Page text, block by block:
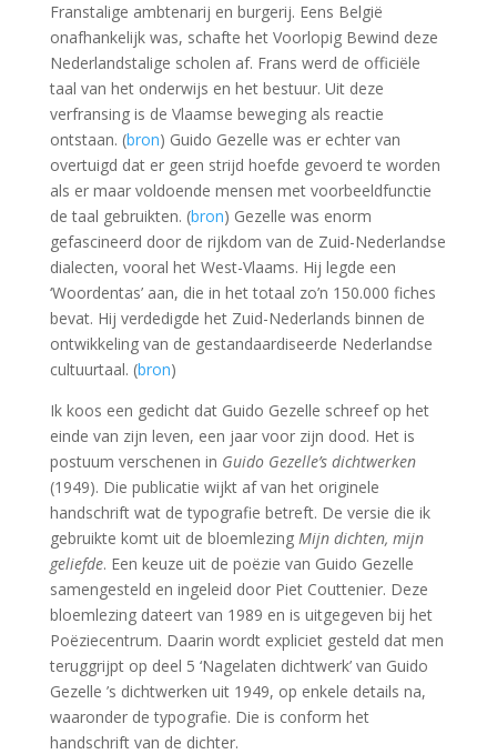
Franstalige ambtenarij en burgerij. Eens België
onafhankelijk was, schafte het Voorlopig Bewind deze
Nederlandstalige scholen af. Frans werd de officiële
taal van het onderwijs en het bestuur. Uit deze
verfransing is de Vlaamse beweging als reactie
ontstaan. (bron) Guido Gezelle was er echter van
overtuigd dat er geen strijd hoefde gevoerd te worden
als er maar voldoende mensen met voorbeeldfunctie
de taal gebruikten. (bron) Gezelle was enorm
gefascineerd door de rijkdom van de Zuid-Nederlandse
dialecten, vooral het West-Vlaams. Hij legde een
‘Woordentas’ aan, die in het totaal zo’n 150.000 fiches
bevat. Hij verdedigde het Zuid-Nederlands binnen de
ontwikkeling van de gestandaardiseerde Nederlandse
cultuurtaal. (bron)
Ik koos een gedicht dat Guido Gezelle schreef op het
einde van zijn leven, een jaar voor zijn dood. Het is
postuum verschenen in Guido Gezelle’s dichtwerken
(1949). Die publicatie wijkt af van het originele
handschrift wat de typografie betreft. De versie die ik
gebruikte komt uit de bloemlezing Mijn dichten, mijn
geliefde. Een keuze uit de poëzie van Guido Gezelle
samengesteld en ingeleid door Piet Couttenier. Deze
bloemlezing dateert van 1989 en is uitgegeven bij het
Poëziecentrum. Daarin wordt expliciet gesteld dat men
teruggrijpt op deel 5 ‘Nagelaten dichtwerk’ van Guido
Gezelle ’s dichtwerken uit 1949, op enkele details na,
waaronder de typografie. Die is conform het
handschrift van de dichter.